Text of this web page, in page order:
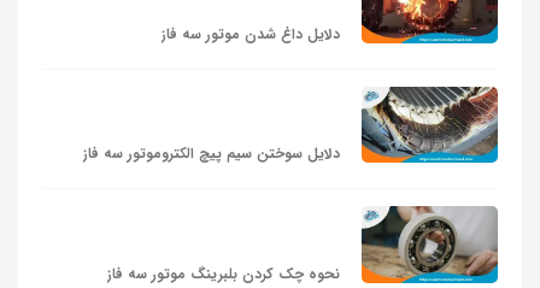
دلایل داغ شدن موتور سه فاز
دلایل سوختن سیم پیچ الکتروموتور سه فاز
نحوه چک کردن بلبرینگ موتور سه‌ فاز